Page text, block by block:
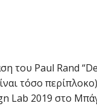
του Paul Rand
τόσο
Lab 2019 στο